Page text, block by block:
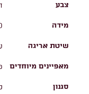
צבע
מידה
שיטת אריגה
מאפיינים מיוחדים
סגנון